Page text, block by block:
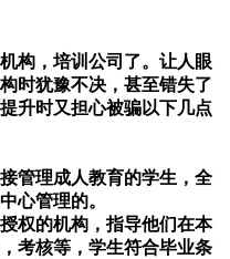
构，培训公司了。让人眼
时犹豫不决，甚至错失了
升时又担心被骗以下几点
管理成人教育的学生，全
心管理的。
权的机构，指导他们在本
考核等，学生符合毕业条